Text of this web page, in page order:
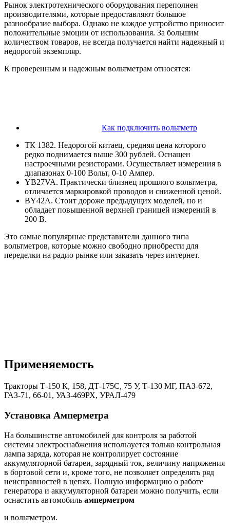
Рынок электротехнического оборудования переполнен
производителями, которые предоставляют большое
разнообразие выбора. Однако не каждое устройство приносит
положительные эмоции от использования. За большим
количеством товаров, не всегда получается найти надежный и
недорогой экземпляр.
К проверенным и надежным вольтметрам относятся:
Как подключить вольтметр
ТК 1382. Недорогой китаец, средняя цена которого
редко поднимается выше 300 рублей. Оснащен
настроечными резисторами. Осуществляет измерения в
диапазонах 0-100 Вольт, 0-10 Ампер.
YB27VA. Практически близнец прошлого вольтметра,
отличается маркировкой проводов и сниженной ценой.
BY42A. Стоит дороже предыдущих моделей, но и
обладает повышенной верхней границей измерений в
200 В.
Это самые популярные представители данного типа
вольтметров, которые можно свободно приобрести для
переделки на радио рынке или заказать через интернет.
Применяемость
Тракторы Т-150 К, 158, ДТ-175С, 75 У, Т-130 МГ, ПАЗ-672,
ГАЗ-71, 66-01, УАЗ-469РХ, УРАЛ-479
Установка Амперметра
На большинстве автомобилей для контроля за работой
системы электроснабжения используется только контрольная
лампа заряда, которая не контролирует состояние
аккумуляторной батареи, зарядный ток, величину напряжения
в бортовой сети и, кроме того, не позволяет определять ряд
неисправностей в цепях. Полную информацию о работе
генератора и аккумуляторной батареи можно получить, если
оснастить автомобиль амперметром
и вольтметром.